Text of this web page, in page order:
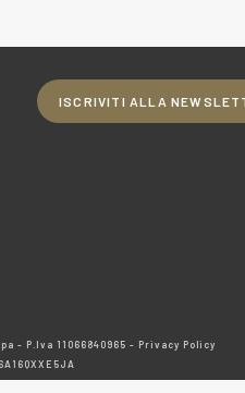
ISCRIVITI ALLA
- P.Iva 11066840965 - Privacy Policy